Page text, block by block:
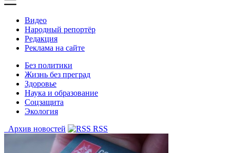
Видео
Народный репортёр
Редакция
Реклама на сайте
Без политики
Жизнь без преград
Здоровье
Наука и образование
Соцзащита
Экология
Архив новостей
RSS